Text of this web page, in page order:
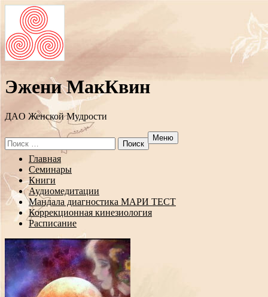
Эжени МакКвин
ДAO Женской Мудрости
Search
for:
Меню
Перейти
содержанию
Главная
Семинары
Книги
Аудиомедитации
Мандала диагностика МАРИ ТЕСТ
Коррекционная кинезиология
Расписание